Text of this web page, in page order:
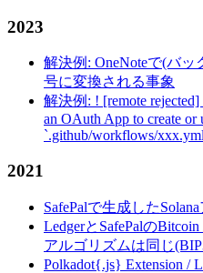
2023
解決例: OneNoteで(バ
号に変換される事象
解決例: ! [remote
an OAuth App to create
`.github/workflows/
2021
SafePalで生成した
LedgerとSafePalの
アルゴリズムは同じ
Polkadot{.js} Extension /